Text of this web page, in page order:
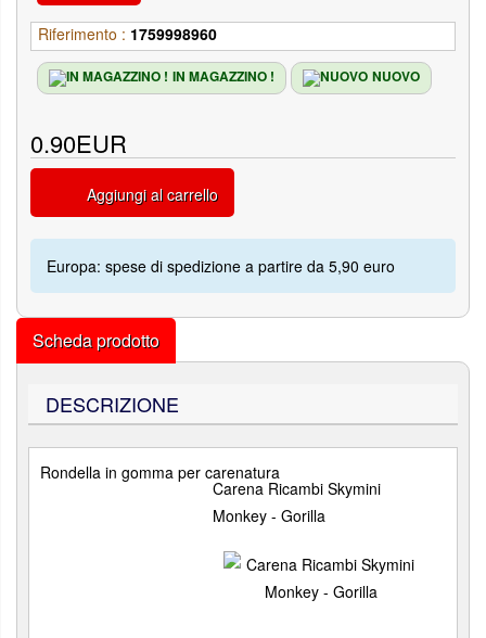
Riferimento : 1759998960
IN MAGAZZINO ! NUOVO
0.90EUR
Aggiungi al carrello
Europa: spese di spedizione a partire da 5,90 euro
Scheda prodotto
DESCRIZIONE
Rondella in gomma per carenatura
Carena Ricambi Skymini
Monkey - Gorilla